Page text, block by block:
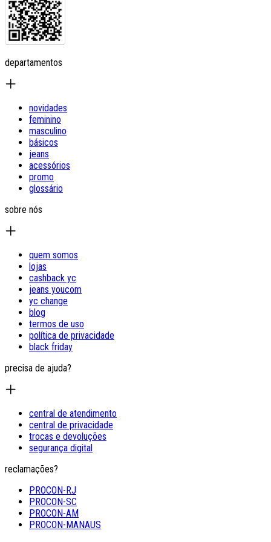
departamentos
novidades
feminino
masculino
básicos
jeans
acessórios
promo
glossário
sobre nós
quem somos
lojas
cashback yc
jeans youcom
yc change
blog
termos de uso
política de privacidade
black friday
precisa de ajuda?
central de atendimento
central de privacidade
trocas e devoluções
segurança digital
reclamações?
PROCON-RJ
PROCON-SC
PROCON-AM
PROCON-MANAUS